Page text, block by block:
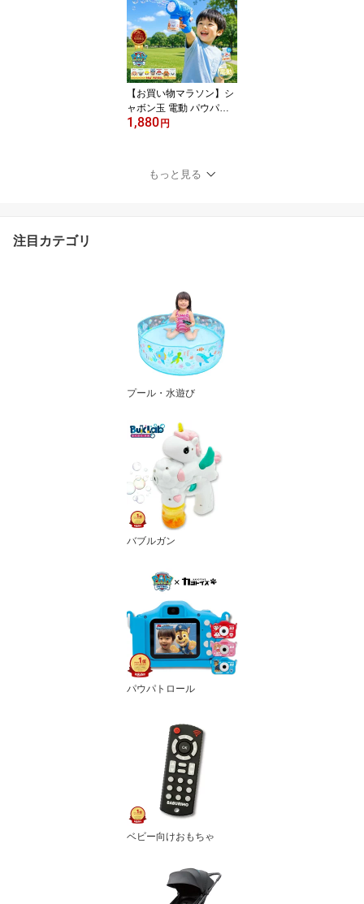
ー ふんわり ふわふわ も
ちもち かわいい もっち
り ネコ 手遊び おもちゃ
大人 握る 癒し リラック
ス ストレス解消グッズ
むにゅむにゅ squeeze s
quishy
【お買い物マラソン】シ
ャボン玉 電動 パウパト
ロール エレクトリック
運び 便利 タンク式 液1本
付 LED 自動 製造機 しゃ
1,880 円
もっと見る
注目カテゴリ
プール・水遊び
バブルガン
パウパトロール
ベビー向けおもちゃ